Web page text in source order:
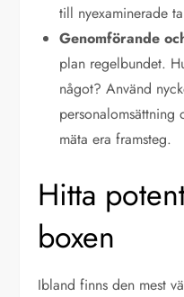
till nyexaminerade
Genomförande
plan regelbundet.
något? Använd
mäta era framsteg.
Hitta
boxen
Ibland finns den mest